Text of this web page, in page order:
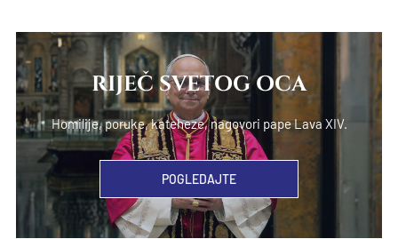
RIJEČ SVETOG OCA
Homilije, poruke, kateheze, nagovori pape Lava XIV.
POGLEDAJTE